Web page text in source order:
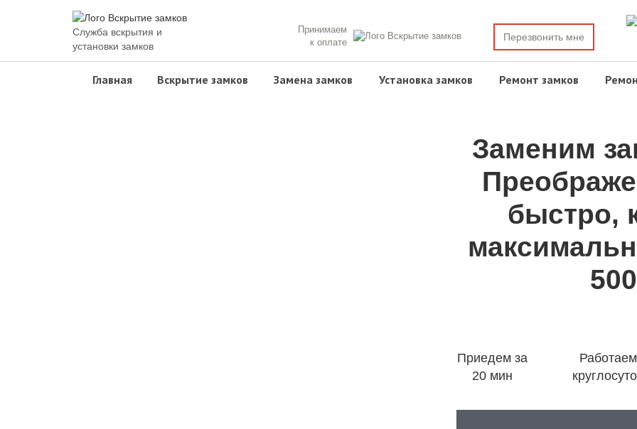
Служба вскрытия и
установки замков
Принимаем
к оплате
Перезвонить мне
Главная Вскрытие замков Замена замков Установка замков Ремонт замков
Заменим
быстро,
Приедем за
20 мин
Работаем